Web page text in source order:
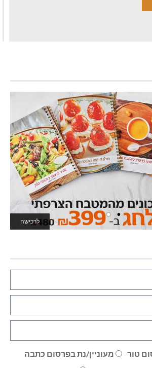
לרכישה
לאתר המשחקים
טור
מעוניין/נת בפרסום כתבה